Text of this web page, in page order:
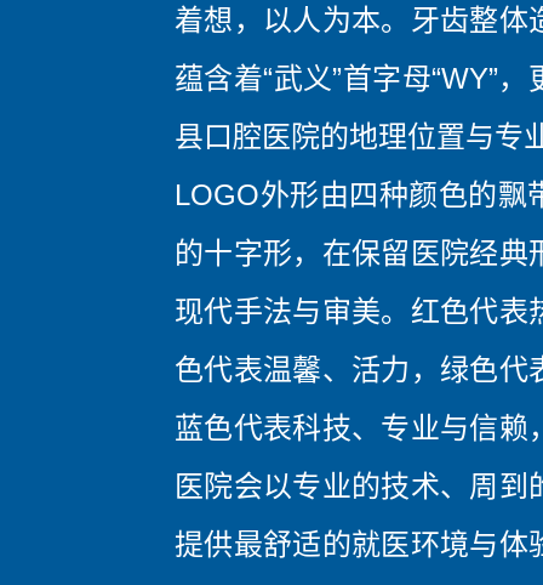
着想，以人为本。牙齿整体
蕴含着“武义”首字母“WY”
县口腔医院的地理位置与专
LOGO外形由四种颜色的飘
的十字形，在保留医院经典
现代手法与审美。红色代表
色代表温馨、活力，绿色代
蓝色代表科技、专业与信赖
医院会以专业的技术、周到
提供最舒适的就医环境与体